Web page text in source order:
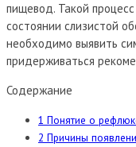
пищевод. Такой
состоянии слизистой
необходимо выявить
придерживаться
Содержание
1 Понятие о
2 Причины